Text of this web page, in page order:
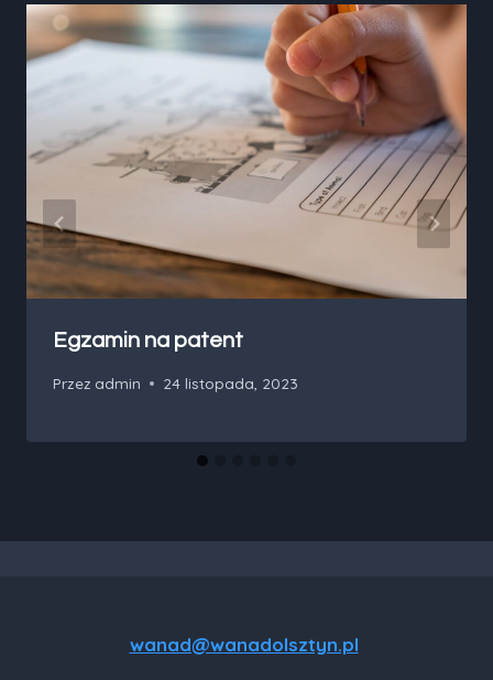
Egzamin na patent
Przez admin 24 listopada, 2023
wanad@wanadolsztyn.pl